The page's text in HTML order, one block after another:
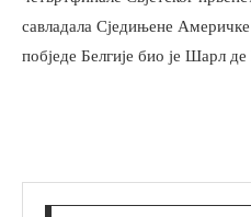
савладала Сједињене
побједе Белгије био је Шарл